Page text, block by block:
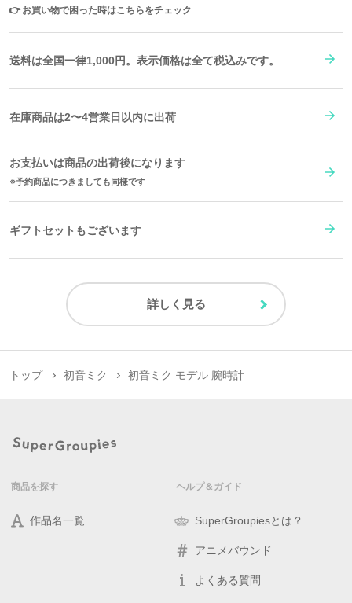
👉お買い物で困った時はこちらをチェック
送料は全国一律1,000円。表示価格は全て税込みです。
在庫商品は2〜4営業日以内に出荷
お支払いは商品の出荷後になります
予約商品につきましても同様です
ギフトセットもございます
詳しく見る
トップ 初音ミク 初音ミク モデル 腕時計
商品を探す
作品名一覧
ヘルプ＆ガイド
SuperGroupiesとは？
アニメバウンド
よくある質問